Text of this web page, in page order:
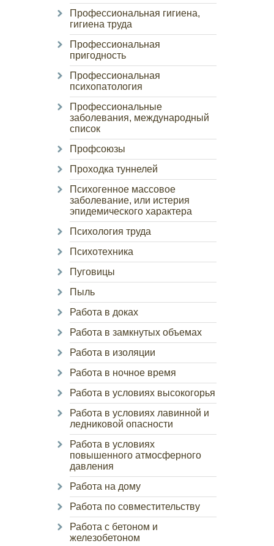
Профессиональная гигиена,
гигиена труда
Профессиональная
пригодность
Профессиональная
психопатология
Профессиональные
заболевания, международный
список
Профсоюзы
Проходка туннелей
Психогенное массовое
заболевание, или истерия
эпидемического характера
Психология труда
Психотехника
Пуговицы
Пыль
Работа в доках
Работа в замкнутых объемах
Работа в изоляции
Работа в ночное время
Работа в условиях высокогорья
Работа в условиях лавинной и
ледниковой опасности
Работа в условиях
повышенного атмосферного
давления
Работа на дому
Работа по совместительству
Работа с бетоном и
железобетоном